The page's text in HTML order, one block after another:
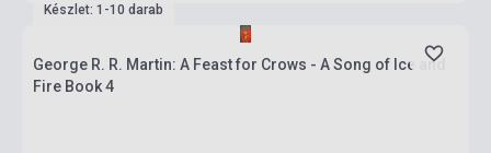
Készlet: 1-10 darab
George R. R. Martin: A Feast for Crows - A Song of Ice and
Fire Book 4